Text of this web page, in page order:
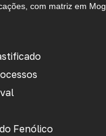
com matriz em
Fenólico